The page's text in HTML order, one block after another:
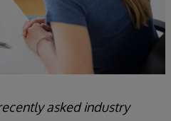
asked industry